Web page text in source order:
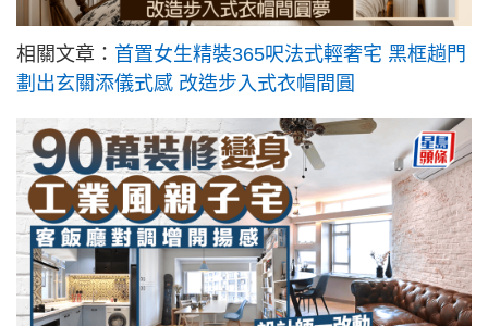
相關文章： 首置女生精裝365呎法式輕奢宅 黑框趟門
劃出玄關添儀式感 改造步入式衣帽間圓